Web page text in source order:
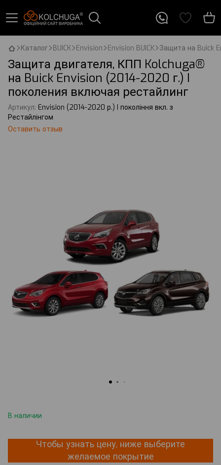
Каталог BUICK Envision Envision BUICK Защита на Buick
Защита двигателя, КПП Kolchuga®
на Buick Envision (2014-2020 г.) I
поколения включая рестайлинг
Артикул: Envision (2014-2020 р.) I покоління вкл. з
Рестайлінгом
Оставить отзыв
В наличии
Чтобы узнать цену, ниже выберите
желаемое покрытие